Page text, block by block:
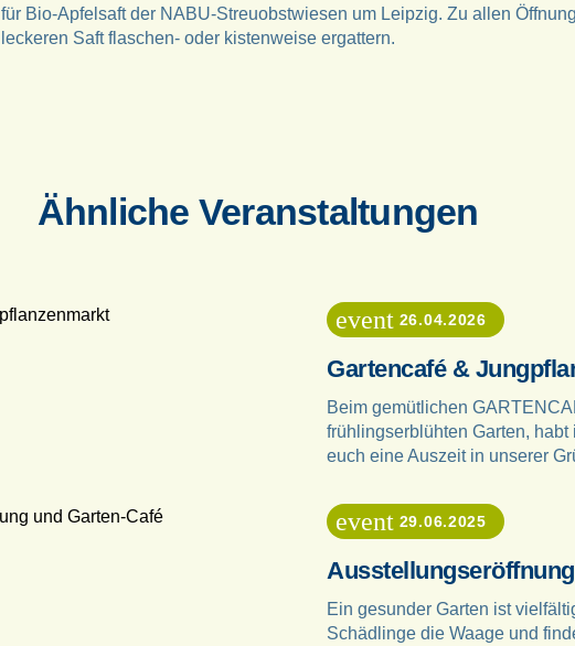
für Bio-Apfelsaft der NABU-Streuobstwiesen um Leipzig. Zu allen
leckeren Saft flaschen- oder kistenweise ergattern.
Ähnliche Veranstaltungen
event 26.04.2026
Gartencafé &
Beim gemütlichen
frühlingserblühten Garten,
euch eine Auszeit in unserer
event 29.06.2025
Ein gesunder Garten ist
Schädlinge die Waage und